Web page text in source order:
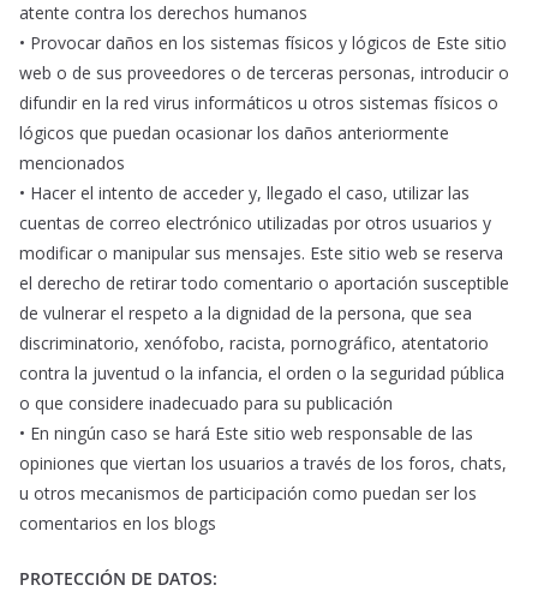
atente contra los derechos humanos
• Provocar daños en los sistemas físicos y lógicos de Este sitio
web o de sus proveedores o de terceras personas, introducir o
difundir en la red virus informáticos u otros sistemas físicos o
lógicos que puedan ocasionar los daños anteriormente
mencionados
• Hacer el intento de acceder y, llegado el caso, utilizar las
cuentas de correo electrónico utilizadas por otros usuarios y
modificar o manipular sus mensajes. Este sitio web se reserva
el derecho de retirar todo comentario o aportación susceptible
de vulnerar el respeto a la dignidad de la persona, que sea
discriminatorio, xenófobo, racista, pornográfico, atentatorio
contra la juventud o la infancia, el orden o la seguridad pública
o que considere inadecuado para su publicación
• En ningún caso se hará Este sitio web responsable de las
opiniones que viertan los usuarios a través de los foros, chats,
u otros mecanismos de participación como puedan ser los
comentarios en los blogs
PROTECCIÓN DE DATOS: